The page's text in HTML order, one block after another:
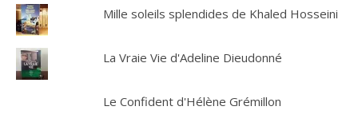
Mille soleils splendides de Khaled Hosseini
La Vraie Vie d'Adeline Dieudonné
Le Confident d'Hélène Grémillon